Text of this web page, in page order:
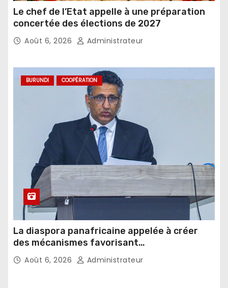
Le chef de l’Etat appelle à une préparation
concertée des élections de 2027
Août 6, 2026 Administrateur
BURUNDI COOPÉRATION
La diaspora panafricaine appelée à créer
des mécanismes favorisant
l’investissement dans les pays d’origine
Août 6, 2026 Administrateur